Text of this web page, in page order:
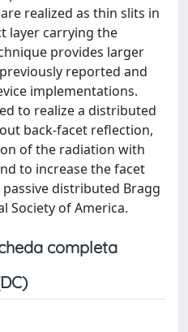
realized as thin slits in
layer carrying the
provides larger
reported and
implementations.
to realize a distributed
back-facet reflection,
of the radiation with
to increase the facet
distributed Bragg
Society of America.
completa